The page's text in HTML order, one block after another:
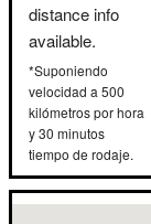
distance info
available.
*Suponiendo
velocidad a 500
kilómetros por hora
y 30 minutos
tiempo de rodaje.